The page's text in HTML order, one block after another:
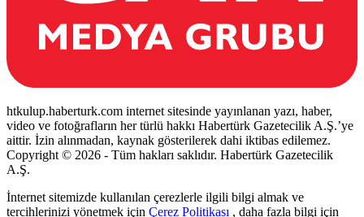
htkulup.haberturk.com internet sitesinde yayınlanan yazı, haber,
video ve fotoğrafların her türlü hakkı Habertürk Gazetecilik A.Ş.’ye
aittir. İzin alınmadan, kaynak gösterilerek dahi iktibas edilemez.
Copyright © 2026 - Tüm hakları saklıdır. Habertürk Gazetecilik
A.Ş.
İnternet sitemizde kullanılan çerezlerle ilgili bilgi almak ve
tercihlerinizi yönetmek için Çerez Politikası , daha fazla bilgi için